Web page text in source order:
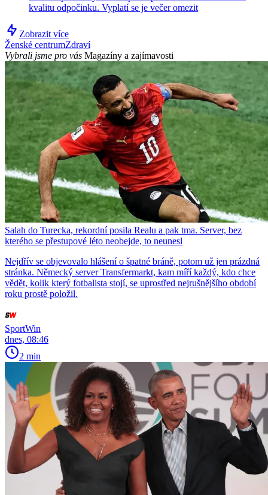
kvalitu odpočinku. Vyplatí se je večer omezit
Zobrazit více
Ženské centrumZdraví
Vybrali jsme pro vás Magazíny a zajímavosti
Salah do Turecka, rekordní posila Realu a pak tma. Server, bez
kterého se přestupové léto neobejde, to neunesl
Nejdřív se objevovalo hlášení o špatné bráně, potom už jen prázdná
stránka. Německý server Transfermarkt, kam míří každý, kdo chce
vědět, kolik který fotbalista stojí, se uprostřed nejrušnějšího období
roku prostě položil.
SportWin
dnes, 08:46
2 min